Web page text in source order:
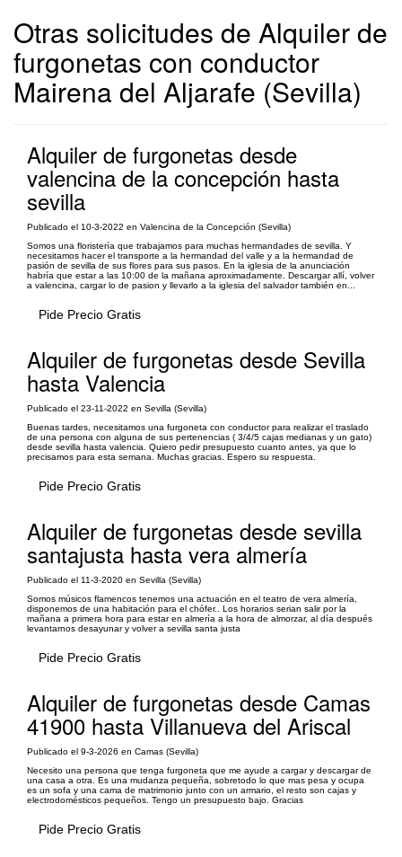
Otras solicitudes de Alquiler de
furgonetas con conductor
Mairena del Aljarafe (Sevilla)
Alquiler de furgonetas desde
valencina de la concepción hasta
sevilla
Publicado el 10-3-2022 en Valencina de la Concepción (Sevilla)
Somos una floristería que trabajamos para muchas hermandades de sevilla. Y
necesitamos hacer el transporte a la hermandad del valle y a la hermandad de
pasión de sevilla de sus flores para sus pasos. En la iglesia de la anunciación
habría que estar a las 10:00 de la mañana aproximadamente. Descargar allí, volver
a valencina, cargar lo de pasion y llevarlo a la iglesia del salvador también en...
Pide Precio Gratis
Alquiler de furgonetas desde Sevilla
hasta Valencia
Publicado el 23-11-2022 en Sevilla (Sevilla)
Buenas tardes, necesitamos una furgoneta con conductor para realizar el traslado
de una persona con alguna de sus pertenencias ( 3/4/5 cajas medianas y un gato)
desde sevilla hasta valencia. Quiero pedir presupuesto cuanto antes, ya que lo
precisamos para esta semana. Muchas gracias. Espero su respuesta.
Pide Precio Gratis
Alquiler de furgonetas desde sevilla
santajusta hasta vera almería
Publicado el 11-3-2020 en Sevilla (Sevilla)
Somos músicos flamencos tenemos una actuación en el teatro de vera almería,
disponemos de una habitación para el chófer.. Los horarios serian salir por la
mañana a primera hora para estar en almería a la hora de almorzar, al día después
levantarnos desayunar y volver a sevilla santa justa
Pide Precio Gratis
Alquiler de furgonetas desde Camas
41900 hasta Villanueva del Ariscal
Publicado el 9-3-2026 en Camas (Sevilla)
Necesito una persona que tenga furgoneta que me ayude a cargar y descargar de
una casa a otra. Es una mudanza pequeña, sobretodo lo que mas pesa y ocupa
es un sofa y una cama de matrimonio junto con un armario, el resto son cajas y
electrodomésticos pequeños. Tengo un presupuesto bajo. Gracias
Pide Precio Gratis